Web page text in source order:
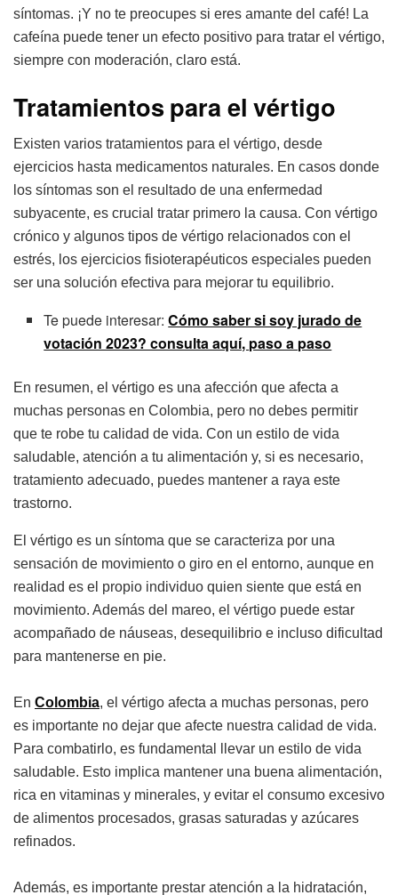
síntomas. ¡Y no te preocupes si eres amante del café! La
cafeína puede tener un efecto positivo para tratar el vértigo,
siempre con moderación, claro está.
Tratamientos para el vértigo
Existen varios tratamientos para el vértigo, desde
ejercicios hasta medicamentos naturales. En casos donde
los síntomas son el resultado de una enfermedad
subyacente, es crucial tratar primero la causa. Con vértigo
crónico y algunos tipos de vértigo relacionados con el
estrés, los ejercicios fisioterapéuticos especiales pueden
ser una solución efectiva para mejorar tu equilibrio.
Te puede interesar:Cómo saber si soy jurado de
votación 2023? consulta aquí, paso a paso
En resumen, el vértigo es una afección que afecta a
muchas personas en Colombia, pero no debes permitir
que te robe tu calidad de vida. Con un estilo de vida
saludable, atención a tu alimentación y, si es necesario,
tratamiento adecuado, puedes mantener a raya este
trastorno.
El vértigo es un síntoma que se caracteriza por una
sensación de movimiento o giro en el entorno, aunque en
realidad es el propio individuo quien siente que está en
movimiento. Además del mareo, el vértigo puede estar
acompañado de náuseas, desequilibrio e incluso dificultad
para mantenerse en pie.
En Colombia, el vértigo afecta a muchas personas, pero
es importante no dejar que afecte nuestra calidad de vida.
Para combatirlo, es fundamental llevar un estilo de vida
saludable. Esto implica mantener una buena alimentación,
rica en vitaminas y minerales, y evitar el consumo excesivo
de alimentos procesados, grasas saturadas y azúcares
refinados.
Además, es importante prestar atención a la hidratación,